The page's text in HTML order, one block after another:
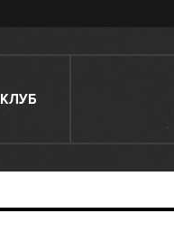
КЛУБ